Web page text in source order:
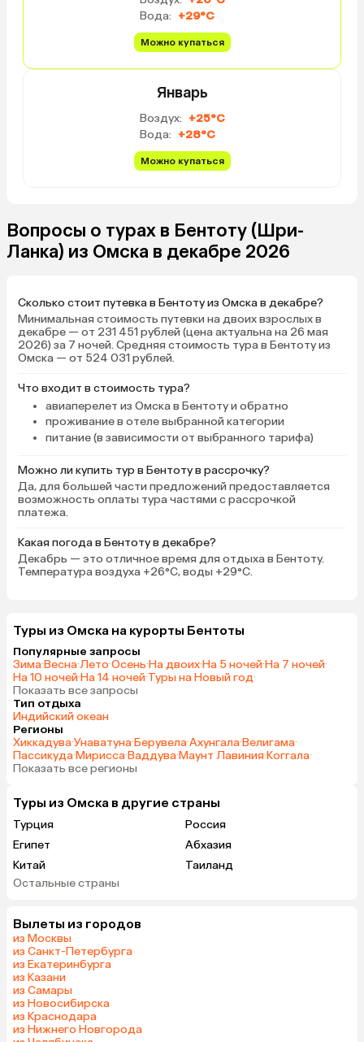
Однообразные,
Поэтому в целом не
что взяли только
Вода: +29°C
Можно купаться
Январь
Воздух: +25°C
Вода: +28°C
Можно купаться
Вопросы о турах в Бентоту (Шри-
Ланка) из Омска в декабре 2026
Сколько стоит путевка в Бентоту из Омска в декабре?
Минимальная стоимость путевки на двоих взрослых в
декабре — от 231 451 рублей (цена актуальна на 26 мая
2026) за 7 ночей. Средняя стоимость тура в Бентоту из
Омска — от 524 031 рублей.
Что входит в стоимость тура?
авиаперелет из Омска в Бентоту и обратно
проживание в отеле выбранной категории
питание (в зависимости от выбранного тарифа)
Можно ли купить тур в Бентоту в рассрочку?
Да, для большей части предложений предоставляется
возможность оплаты тура частями с рассрочкой
платежа.
Какая погода в Бентоту в декабре?
Декабрь — это отличное время для отдыха в Бентоту.
Температура воздуха +26°C, воды +29°C.
Туры из Омска на курорты Бентоты
Популярные запросы
Зима·Весна·Лето·Осень·На двоих·На 5 ночей·На 7 ночей·
На 10 ночей·На 14 ночей·Туры на Новый год·
Показать все запросы
Тип отдыха
Индийский океан
Регионы
Хиккадува·Унаватуна·Берувела·Ахунгала·Велигама·
Пассикуда·Мирисса·Ваддува·Маунт Лавиния·Коггала·
Показать все регионы
Туры из Омска в другие страны
Турция
Россия
Египет
Абхазия
Китай
Таиланд
Вьетнам
Беларусь
Шри-Ланка
Азербайджан
Сербия
Киргизия
Саудовская Аравия
Остальные страны
Вылеты из городов
из Москвы
из Санкт-Петербурга
из Екатеринбурга
из Казани
из Самары
из Новосибирска
из Краснодара
из Нижнего Новгорода